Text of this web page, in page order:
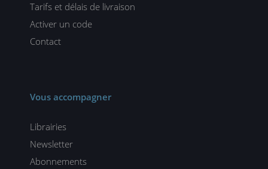
Tarifs et délais de livraison
Activer un code
Contact
Vous accompagner
Librairies
Newsletter
Abonnements